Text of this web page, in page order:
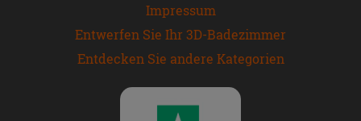
Impressum
Entwerfen Sie Ihr 3D-Badezimmer
Entdecken Sie andere Kategorien